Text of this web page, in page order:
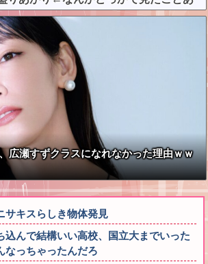
広瀬すずクラスになれなかった理由ｗｗ
サキスらしき物体発見
込んで結構いい高校、国立大までいった
なっちゃったんだろ